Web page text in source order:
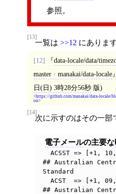
参照。
[13]
一覧は >>12 にあります
[12]
data-locale/data/
master · manakai/data-locale
日(日) 3時28分56秒版)
https://github.com/manakai/data-locale/
on
[14]
次に示すのはその一部
電子メールの主要な
ACSST => [+1,
## Australian
Standard
ACST  => [+1,
## Australian